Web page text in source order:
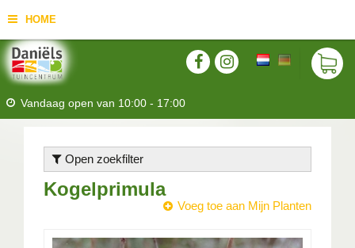
HOME
Vandaag open van 10:00 - 17:00
Open zoekfilter
Kogelprimula
Voeg toe aan Mijn Planten